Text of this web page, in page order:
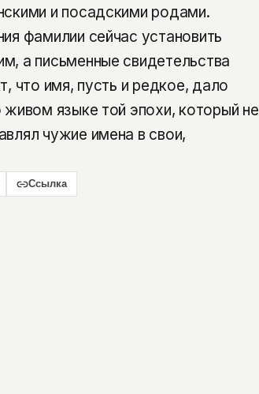
и посадскими родами.
фамилии сейчас установить
а письменные свидетельства
что имя, пусть и редкое, дало
языке той эпохи, который не
чужие имена в свои,
Ссылка